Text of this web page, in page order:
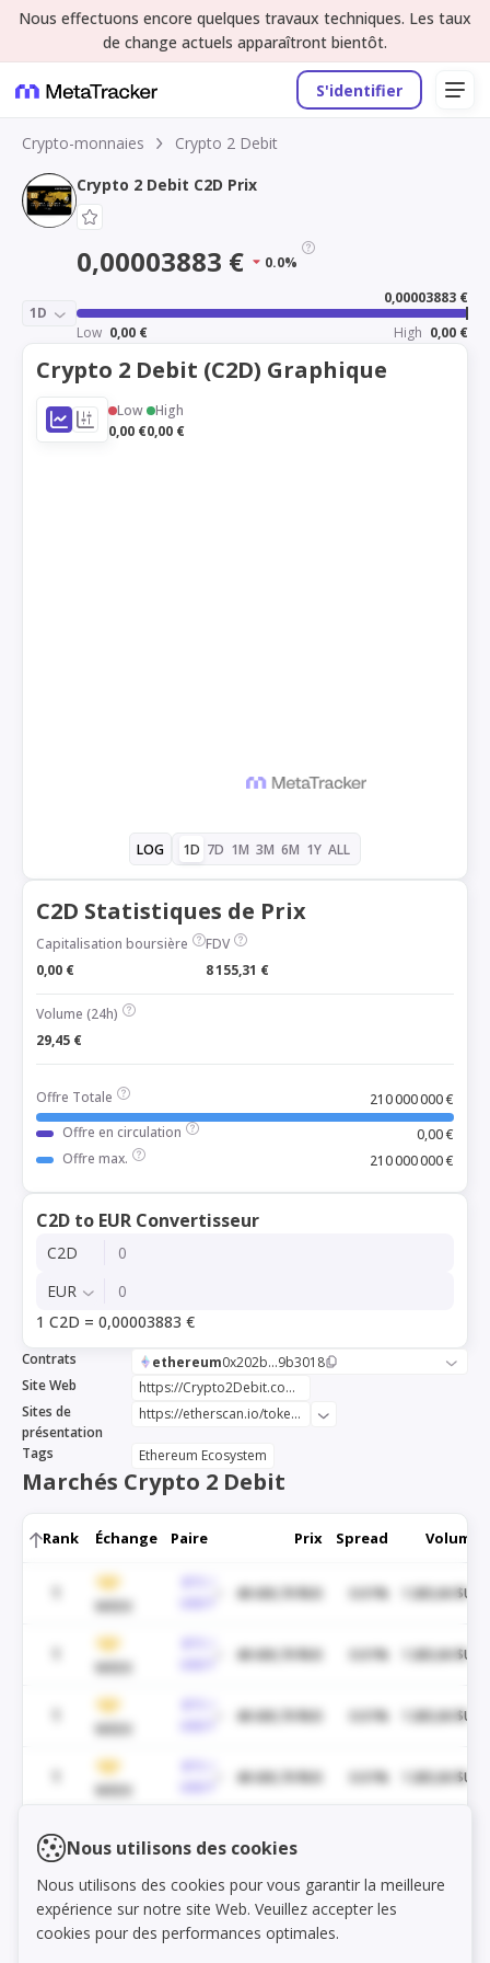
Nous effectuons encore quelques travaux techniques. Les taux
de change actuels apparaîtront bientôt.
S'identifier
Nous utilisons des cookies
Nous utilisons des cookies pour vous garantir la meilleure
expérience sur notre site Web. Veuillez accepter les
cookies pour des performances optimales.
Crypto-monnaies
Crypto 2 Debit
Crypto 2 Debit C2D Prix
0,00003883 € 0.0%
1D
0,00003883 €
Low 0,00 € High 0,00 €
Crypto 2 Debit (C2D) Graphique
Low
0,00 €
High
0,00 €
LOG 1D 7D 1M 3M 6M 1Y ALL
C2D Statistiques de Prix
Capitalisation boursière
0,00 €
FDV
8 155,31 €
Volume (24h)
29,45 €
Offre Totale
210 000 000 €
Offre en circulation
0,00 €
Offre max.
210 000 000 €
C2D to EUR Convertisseur
C2D
EUR
1 C2D = 0,00003883 €
Contrats ethereum0x202b...9b3018
Site Web
https://Crypto2Debit.com
Sites de
présentation
https://etherscan.io/token/0x202bab532e9e44f06688abf3406437dbe49b3018
Tags Ethereum Ecosystem
Marchés Crypto 2 Debit
Rank Échange Paire Prix Spread Volume
WEEX
48 430,70 $US 0.01% 1 285,06 $US
WEEX
48 430,70 $US 0.01% 1 285,06 $US
WEEX
48 430,70 $US 0.01% 1 285,06 $US
WEEX
48 430,70 $US 0.01% 1 285,06 $US
1
WEEX
USDT
48 430,70 $US
WEEX
BTC /
USDT
48 430,70 $US 0.01%
Load markets